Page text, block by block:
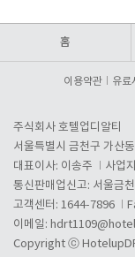
홈
이용약관 유료
주식회사 호텔업디알티
서울특별시 금천구 가산
대표이사: 이송주
사업
통신판매업신고: 서울금
고객센터: 1644-7896
이메일:
Copyright ⓒ